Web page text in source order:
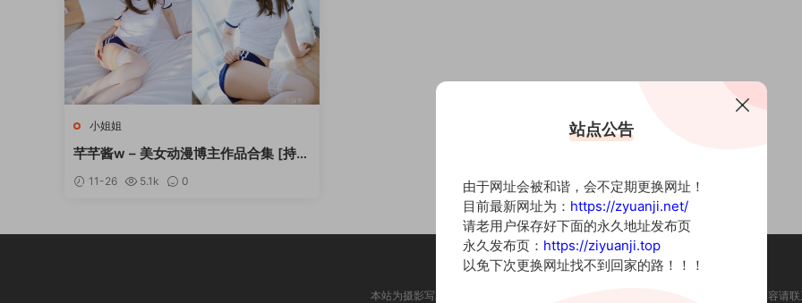
小姐姐
芊芊酱w – 美女动漫博主作品合集 [持续
11-26 5.1k 0
本站为摄影写真图片网站，内容来自网络收集整理，仅作个人学习使用。如有违法内容请
站点公告
由于网址会被和谐，会不定期更换网址！
目前最新网址为： https://zyuanji.net/
请老用户保存好下面的永久地址发布页
永久发布页： https://ziyuanji.top
以免下次更换网址找不到回家的路！！！